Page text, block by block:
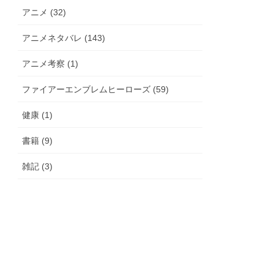
アニメ (32)
アニメネタバレ (143)
アニメ考察 (1)
ファイアーエンブレムヒーローズ (59)
健康 (1)
書籍 (9)
雑記 (3)